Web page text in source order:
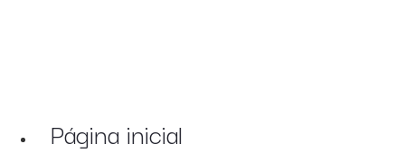
Página inicial